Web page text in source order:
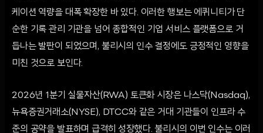
케이션 역량을 대폭 확장한 바 있다. 이러한 행보는 에퀴니티가 단
순한 기록 관리 기관을 넘어 종합적인 기업 서비스 플랫폼으로 거
듭나는 발판이 되었으며, 불리시의 인수 결정에도 긍정적인 영향을
미친 것으로 보인다.
2026년 1분기 실물자산(RWA) 토큰화 시장은 나스닥(Nasdaq),
뉴욕증권거래소(NYSE), DTCC와 같은 거대 기관들이 인프라 수
준의 공약을 발표하며 급격히 성장했다. 불리시의 이번 인수는 이러